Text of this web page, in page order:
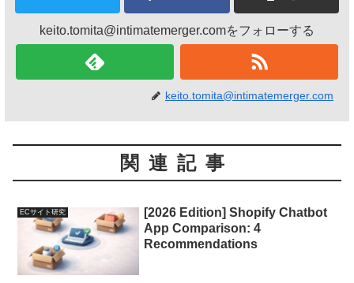
keito.tomita@intimatemerger.comをフォローする
keito.tomita@intimatemerger.com
関連記事
ECサイト研究
[2026 Edition] Shopify Chatbot
App Comparison: 4
Recommendations